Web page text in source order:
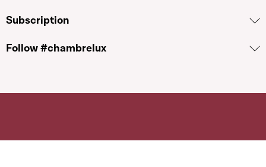
Subscription
Follow #chambrelux